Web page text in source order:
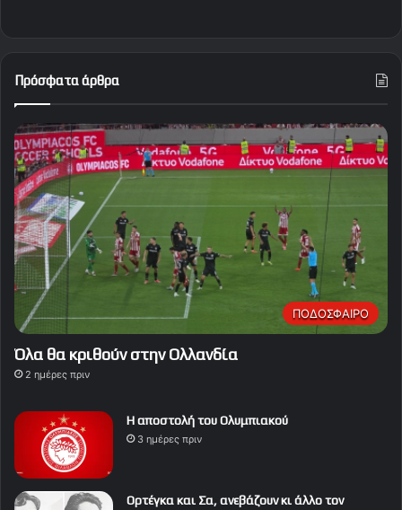
Πρόσφατα άρθρα
ΠΟΔΟΣΦΑΙΡΟ
Όλα θα κριθούν στην Ολλανδία
2 ημέρες πριν
Η αποστολή του Ολυμπιακού
3 ημέρες πριν
Ορτέγκα και Σα, ανεβάζουν κι άλλο τον